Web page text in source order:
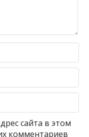
сайта в этом
комментариев